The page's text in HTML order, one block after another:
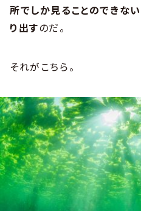
所でしか見ることのできな
り出すのだ。
それがこちら。